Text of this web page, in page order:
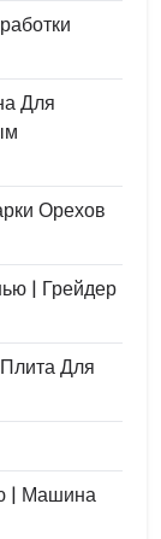
Для
Орехов
| Грейдер
Для
| Машина